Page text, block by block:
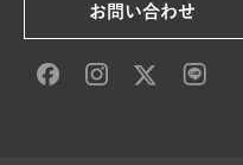
お問い合わせ